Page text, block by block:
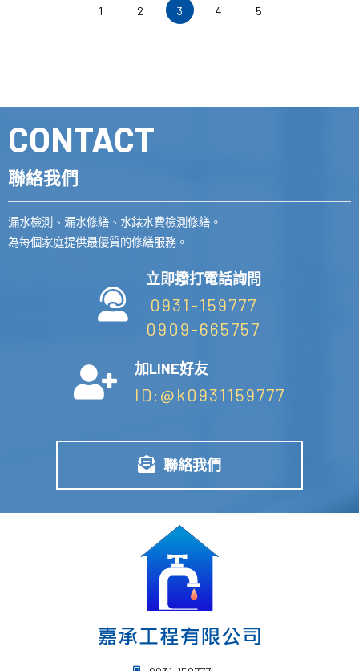
1 2 3 4 5
CONTACT
聯絡我們
漏水檢測、漏水修繕、水錶水費檢測修繕。
為每個家庭提供最優質的修繕服務。
立即撥打電話詢問
0931-159777
0909-665757
加LINE好友
ID:@k0931159777
聯絡我們